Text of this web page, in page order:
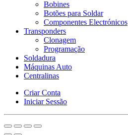
Bobines
Botões para Soldar
Componentes Electrónicos
Transponders
Clonagem
Programação
Soldadura
Máquinas Auto
Centralinas
Criar Conta
Iniciar Sessão